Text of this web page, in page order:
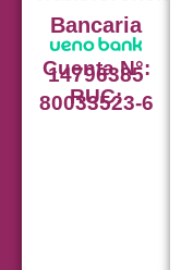
Bancaria
Cuenta N°:
14796385
RUC:
80033523-6